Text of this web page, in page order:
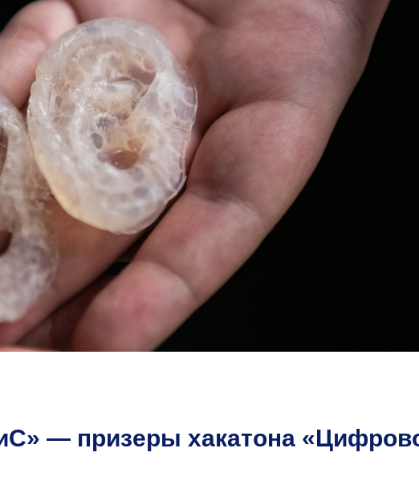
— призеры хакатона